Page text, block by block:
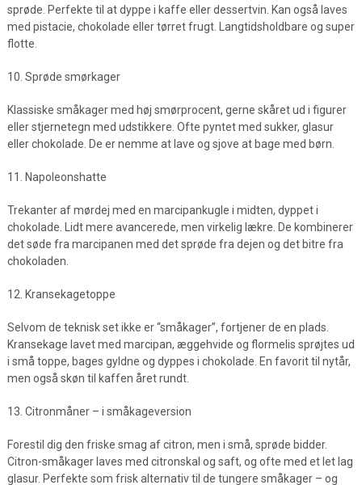
sprøde. Perfekte til at dyppe i kaffe eller dessertvin. Kan også laves
med pistacie, chokolade eller tørret frugt. Langtidsholdbare og super
flotte.
10. Sprøde smørkager
Klassiske småkager med høj smørprocent, gerne skåret ud i figurer
eller stjernetegn med udstikkere. Ofte pyntet med sukker, glasur
eller chokolade. De er nemme at lave og sjove at bage med børn.
11. Napoleonshatte
Trekanter af mørdej med en marcipankugle i midten, dyppet i
chokolade. Lidt mere avancerede, men virkelig lækre. De kombinerer
det søde fra marcipanen med det sprøde fra dejen og det bitre fra
chokoladen.
12. Kransekagetoppe
Selvom de teknisk set ikke er “småkager”, fortjener de en plads.
Kransekage lavet med marcipan, æggehvide og flormelis sprøjtes ud
i små toppe, bages gyldne og dyppes i chokolade. En favorit til nytår,
men også skøn til kaffen året rundt.
13. Citronmåner – i småkageversion
Forestil dig den friske smag af citron, men i små, sprøde bidder.
Citron-småkager laves med citronskal og saft, og ofte med et let lag
glasur. Perfekte som frisk alternativ til de tungere småkager – og